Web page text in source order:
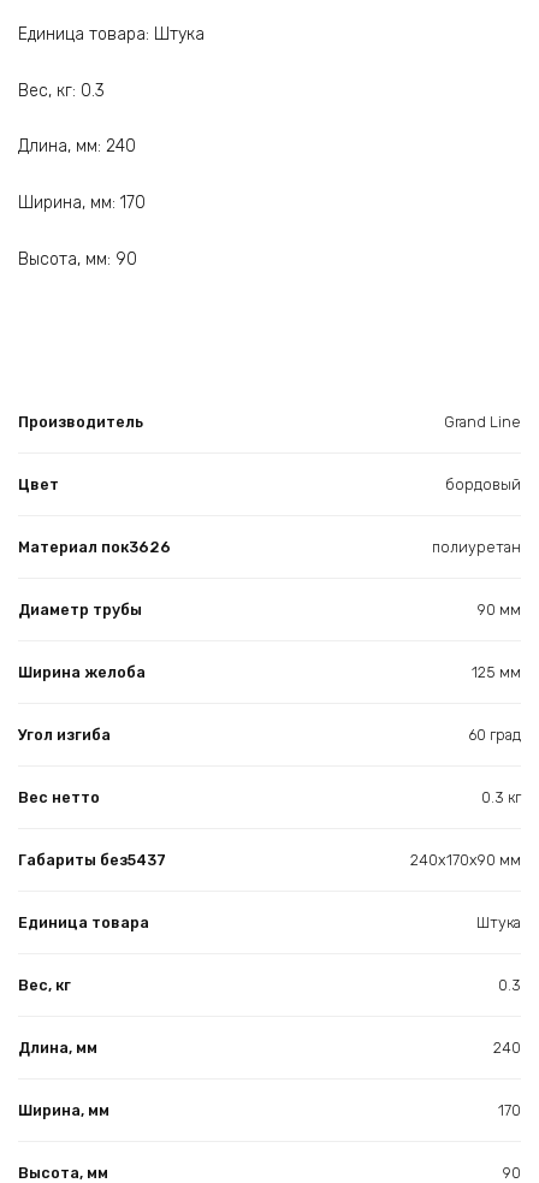
Единица товара: Штука
Вес, кг: 0.3
Длина, мм: 240
Ширина, мм: 170
Высота, мм: 90
Производитель Grand Line
Цвет бордовый
Материал пок3626 полиуретан
Диаметр трубы 90 мм
Ширина желоба 125 мм
Угол изгиба 60 град
Вес нетто 0.3 кг
Габариты без5437 240х170х90 мм
Единица товара Штука
Вес, кг 0.3
Длина, мм 240
Ширина, мм 170
Высота, мм 90